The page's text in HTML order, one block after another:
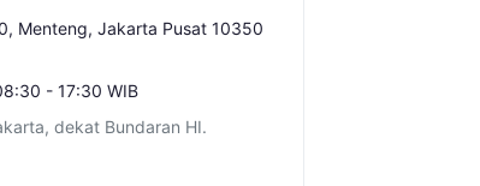
Menteng, Jakarta Pusat 10350
- 17:30 WIB
dekat Bundaran HI.